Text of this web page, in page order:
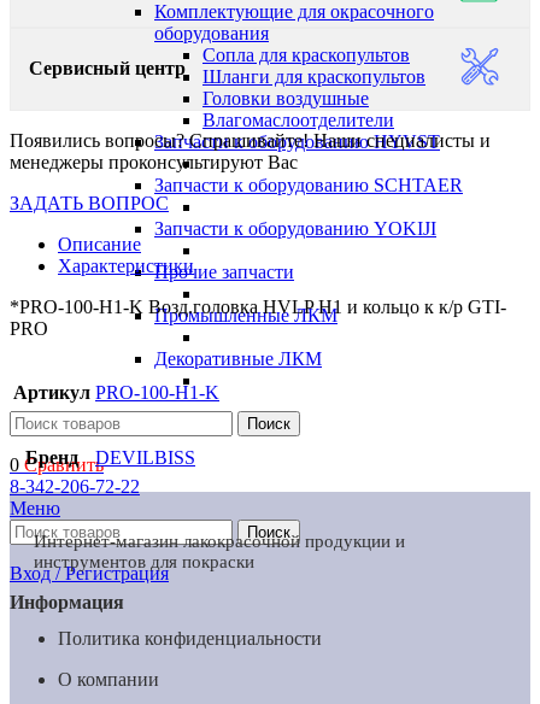
Комплектующие для окрасочного
оборудования
Сопла для краскопультов
Шланги для краскопультов
Головки воздушные
Влагомаслоотделители
Запчасти к оборудованию HYVST
Запчасти к оборудованию SCHTAER
Запчасти к оборудованию YOKIJI
Прочие запчасти
Промышленные ЛКМ
Декоративные ЛКМ
Поиск
0 Сравнить
8-342-206-72-22
Меню
Поиск
Вход / Регистрация
Сервисный центр
Появились вопросы? Спрашивайте! Наши специалисты и
менеджеры проконсультируют Вас
ЗАДАТЬ ВОПРОС
Описание
Характеристики
*PRO-100-H1-K Возд.головка HVLP H1 и кольцо к к/р GTI-
PRO
Артикул PRO-100-H1-K
Бренд DEVILBISS
Интернет-магазин лакокрасочной продукции и
инструментов для покраски
Информация
Политика конфиденциальности
О компании